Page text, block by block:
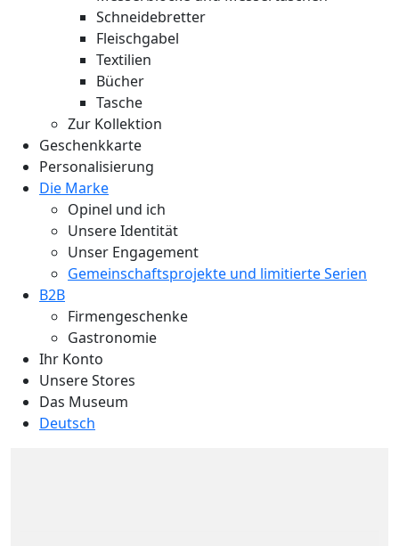
Schneidebretter
Fleischgabel
Textilien
Bücher
Tasche
Zur Kollektion
Geschenkkarte
Personalisierung
Die Marke
Opinel und ich
Unsere Identität
Unser Engagement
Gemeinschaftsprojekte und limitierte Serien
B2B
Firmengeschenke
Gastronomie
Ihr Konto
Unsere Stores
Das Museum
Deutsch